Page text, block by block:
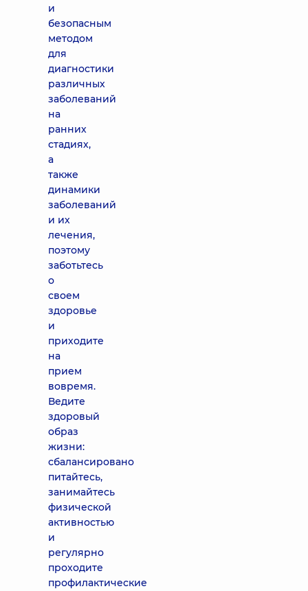
и
безопасным
методом
для
диагностики
различных
заболеваний
на
ранних
стадиях,
а
также
динамики
заболеваний
и их
лечения,
поэтому
заботьтесь
о
своем
здоровье
и
приходите
на
прием
вовремя.
Ведите
здоровый
образ
жизни:
сбалансировано
питайтесь,
занимайтесь
физической
активностью
и
регулярно
проходите
профилактические